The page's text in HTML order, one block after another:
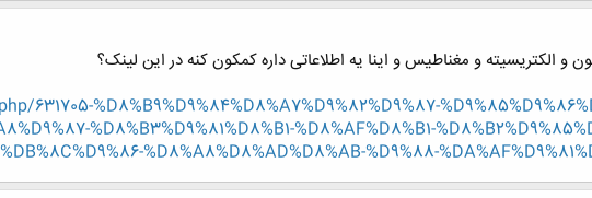
و الکتریسیته و مغناطیس و اینا یه اطلاعاتی داره کمکون کنه در این لینک؟
%D8%B9%D9%84%D8%A7%D9%82%D9%87-
%D8%B3%D9%81%D8%B1-%D8%AF%D8%B1-
%D8%A8%D8%AD%D8%AB-%D9%88-